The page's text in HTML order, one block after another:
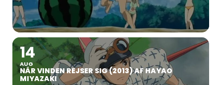
14
AUG
NÅR VINDEN REJSER SIG (2013) AF HAYAO
MIYAZAKI